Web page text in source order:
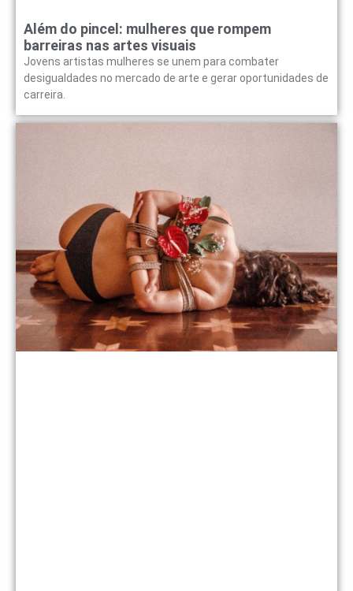
Além do pincel: mulheres que rompem
barreiras nas artes visuais
Jovens artistas mulheres se unem para combater
desigualdades no mercado de arte e gerar oportunidades de
carreira.